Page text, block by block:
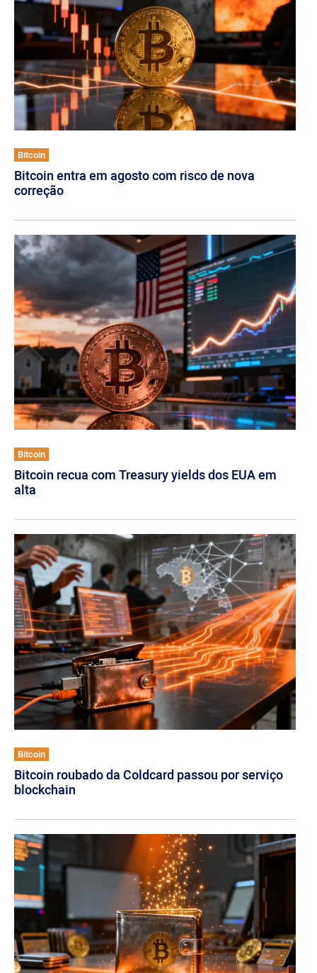
Bitcoin
Bitcoin entra em agosto com risco de nova
correção
Bitcoin
Bitcoin recua com Treasury yields dos EUA em
alta
Bitcoin
Bitcoin roubado da Coldcard passou por serviço
blockchain